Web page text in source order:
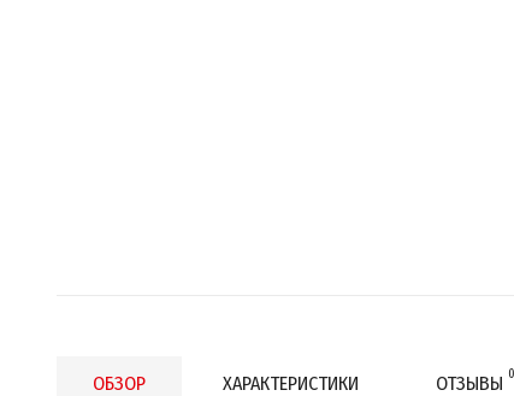
ОБЗОР ХАРАКТЕРИСТИКИ ОТЗЫВЫ 0